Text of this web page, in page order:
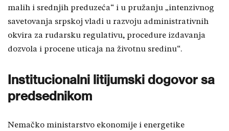
malih i srednjih preduzeća“ i u pružanju „intenzivnog
savetovanja srpskoj vladi u razvoju administrativnih
okvira za rudarsku regulativu, procedure izdavanja
dozvola i procene uticaja na životnu sredinu“.
Institucionalni litijumski dogovor sa
predsednikom
Nemačko ministarstvo ekonomije i energetike